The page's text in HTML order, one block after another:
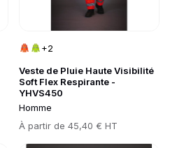
Veste de Pluie Haute Visibilité
Soft Flex Respirante -
YHVS450
Homme
Prix
À partir de 45,40 € HT
+2